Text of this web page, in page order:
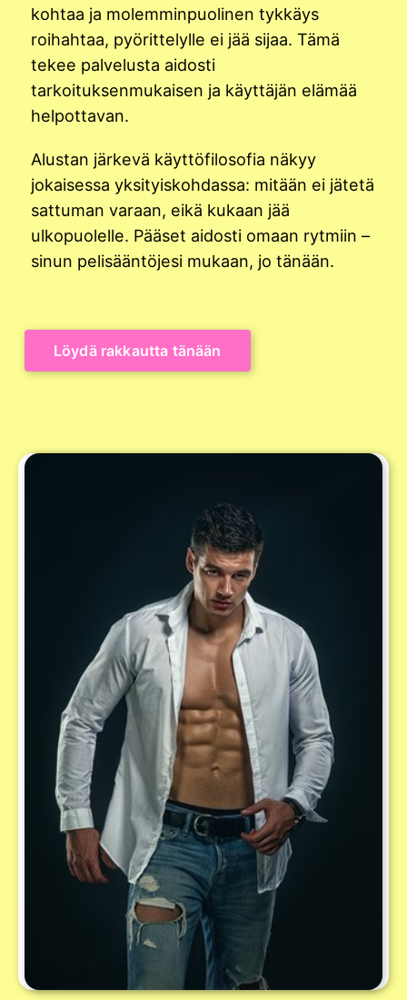
kohtaa ja molemminpuolinen tykkäys
roihahtaa, pyörittelylle ei jää sijaa. Tämä
tekee palvelusta aidosti
tarkoituksenmukaisen ja käyttäjän elämää
helpottavan.
Alustan järkevä käyttöfilosofia näkyy
jokaisessa yksityiskohdassa: mitään ei jätetä
sattuman varaan, eikä kukaan jää
ulkopuolelle. Pääset aidosti omaan rytmiin –
sinun pelisääntöjesi mukaan, jo tänään.
Löydä rakkautta tänään